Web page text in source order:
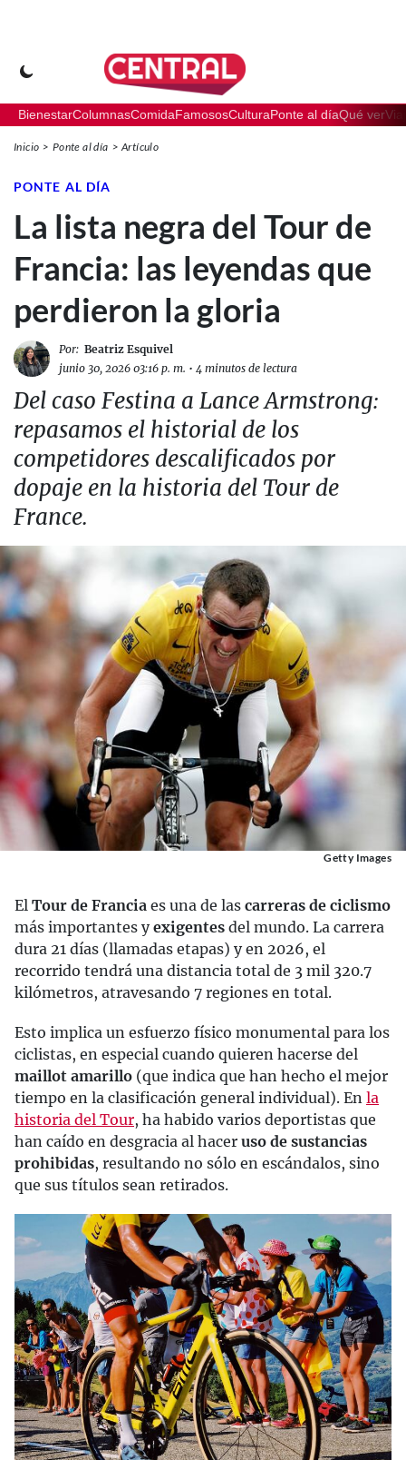
BienestarColumnasComidaFamososCulturaPonte al díaQué ver
Inicio Ponte al día Artículo
PONTE AL DÍA
La lista negra del Tour de
Francia: las leyendas que
perdieron la gloria
Por: Beatriz Esquivel
junio 30, 2026 03:16 p. m. • 4 minutos de lectura
Del caso Festina a Lance Armstrong:
repasamos el historial de los
competidores descalificados por
dopaje en la historia del Tour de
France.
Getty Images
El Tour de Francia es una de las carreras de ciclismo
más importantes yexigentes del mundo. La carrera
dura 21 días (llamadas etapas) y en 2026, el
recorrido tendrá una distancia total de 3 mil 320.7
kilómetros, atravesando 7 regiones en total.
Esto implica un esfuerzo físico monumental para los
ciclistas, en especial cuando quieren hacerse del
maillot amarillo (que indica que han hecho el mejor
tiempo en la clasificación general individual). En la
historia del Tour, ha habido varios deportistas que
han caído en desgracia al hacer uso de sustancias
prohibidas, resultando no sólo en escándalos, sino
que sus títulos sean retirados.